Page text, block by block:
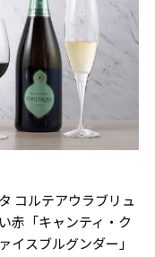
コルテアウラブリュ
赤「キャンティ・ク
イスブルグンダー」